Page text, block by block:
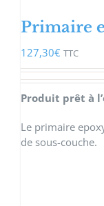
Primaire
127,30€ TTC
Produit prêt à
Le primaire
de sous-couche.